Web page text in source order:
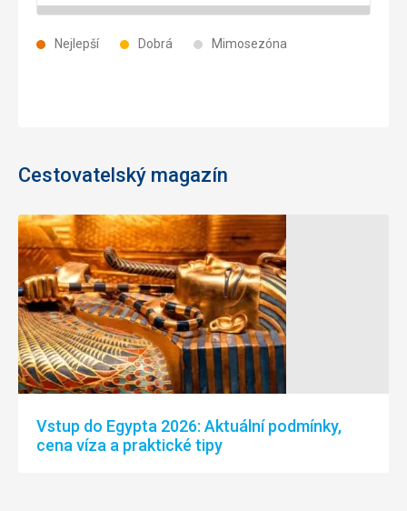
Nejlepší Dobrá Mimosezóna
Cestovatelský magazín
Vstup do Egypta 2026: Aktuální podmínky,
cena víza a praktické tipy